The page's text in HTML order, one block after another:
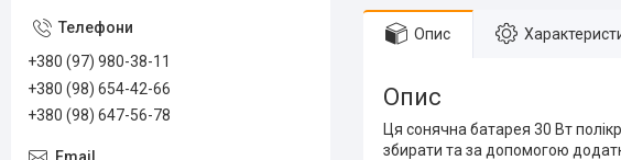
Опис
Опис
Ця сонячна батарея 30 Вт
збирати та за допомогою
+380 (97) 980-38-11
+380 (98) 654-42-66
+380 (98) 647-56-78